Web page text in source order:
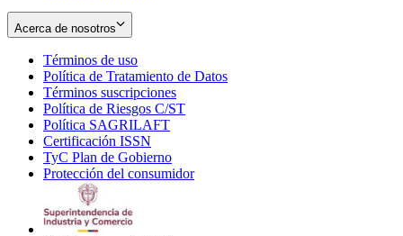
Acerca de nosotros
Términos de uso
in
new
window
Política de Tratamiento de Datos
Términos suscripciones
in
Política de Riesgos C/ST
Política SAGRILAFT
new
window
Certificación ISSN
in
new
TyC Plan de Gobierno
in
Protección del consumidorOpens